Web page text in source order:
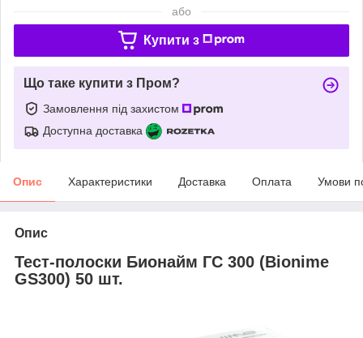
або
Купити з
Що таке купити з Пром?
Замовлення під захистом
Доступна доставка
Опис Характеристики Доставка Оплата Умови
Опис
Тест-полоски Бионайм ГС 300 (Bionime
GS300) 50 шт.